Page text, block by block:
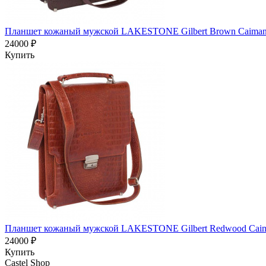
Планшет кожаный мужской LAKESTONE Gilbert Brown Caiman
24000 ₽
Купить
Планшет кожаный мужской LAKESTONE Gilbert Redwood
24000 ₽
Купить
Castel Shop